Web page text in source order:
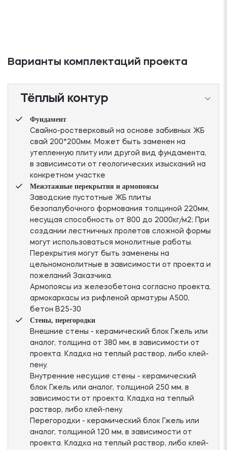
Варианты комплектаций проекта
Тёплый контур
Фундамент
Свайно-ростверковый на основе забивных ЖБ
свай 200*200мм. Может быть заменен на
утепленную плиту или другой вид фундамента,
в зависимсоти от геологических изысканий на
конкретном участке
Межэтажные перекрытия и армопоясы
Заводские пустотные ЖБ плиты
безопалубочного формования толщиной 220мм,
несущая способность от 800 до 2000кг/м2; При
создании лестничных пролетов сложной формы
могут использоваться монолитные работы.
Перекрытия могут быть заменены на
цельномонолитные в зависимости от проекта и
пожеланий Заказчика.
Армопоясы из железобетона согласно проекта,
армокаркасы из рифленой арматуры А500,
бетон В25-30
Стены, перегородки
Внешние стены - керамический блок Гжель или
аналог, толщина от 380 мм, в зависимости от
проекта. Кладка на теплый раствор, либо клей-
пену.
Внутренние несущие стены - керамический
блок Гжель или аналог, толщиной 250 мм, в
зависимости от проекта. Кладка на теплый
раствор, либо клей-пену.
Перегородки - керамический блок Гжель или
аналог, толщиной 120 мм, в зависимости от
проекта. Кладка на теплый раствор, либо клей-